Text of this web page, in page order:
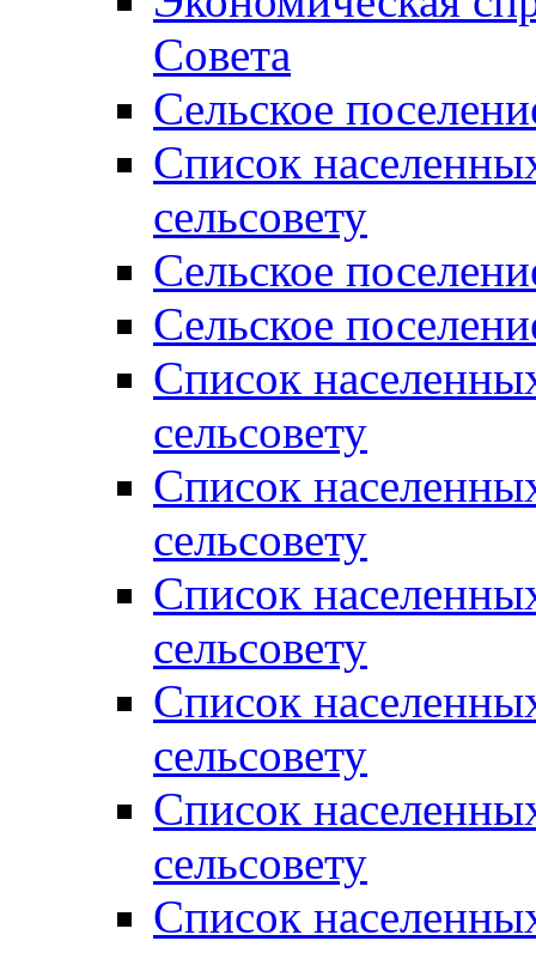
Совета
Сельское
Список
сельсовету
Сельское
Сельское
Список
сельсовету
Список
сельсовету
Список
сельсовету
Список
сельсовету
Список
сельсовету
Список